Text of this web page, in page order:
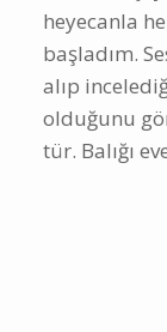
heyecanla
başladım.
alıp
olduğunu
tür. Balığı